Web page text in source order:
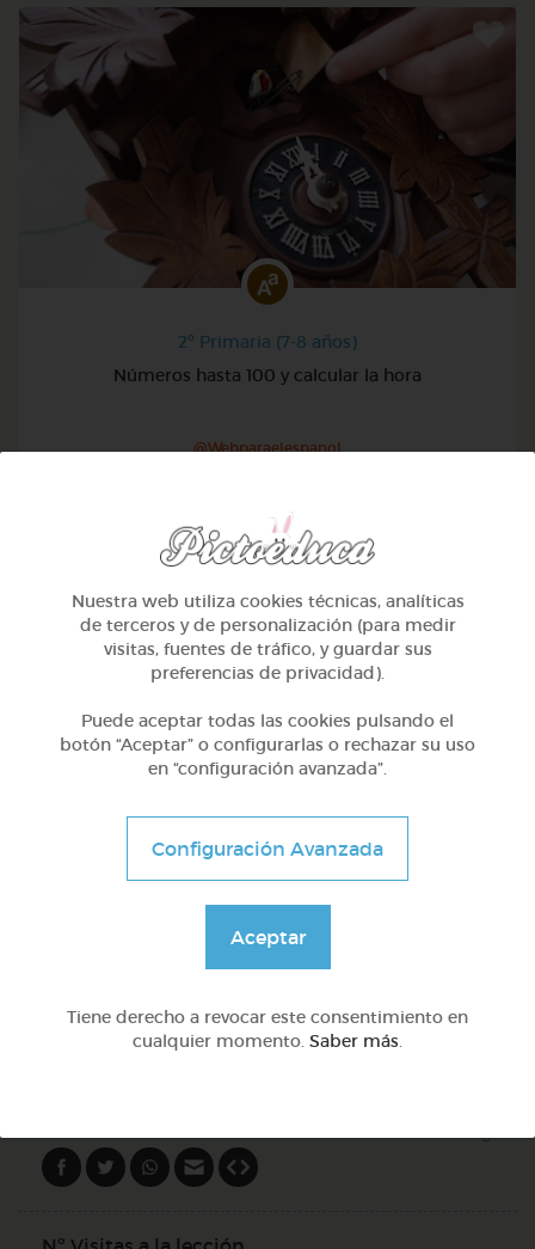
2º Primaria (7-8 años)
Números hasta 100 y calcular la hora
@Webparaelespanol
2º Primaria (7-8 años)
Lo más sano en la cocina y 2 fábulas de esopo
@Webparaelespanol
Nuestra web utiliza cookies técnicas, analíticas
de terceros y de personalización (para medir
visitas, fuentes de tráfico, y guardar sus
preferencias de privacidad).
Puede aceptar todas las cookies pulsando el
botón “Aceptar” o configurarlas o rechazar su uso
en “configuración avanzada”.
Configuración Avanzada
Aceptar
Tiene derecho a revocar este consentimiento en
cualquier momento. Saber más.